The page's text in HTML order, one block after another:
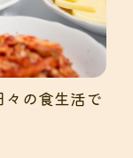
の食生活で